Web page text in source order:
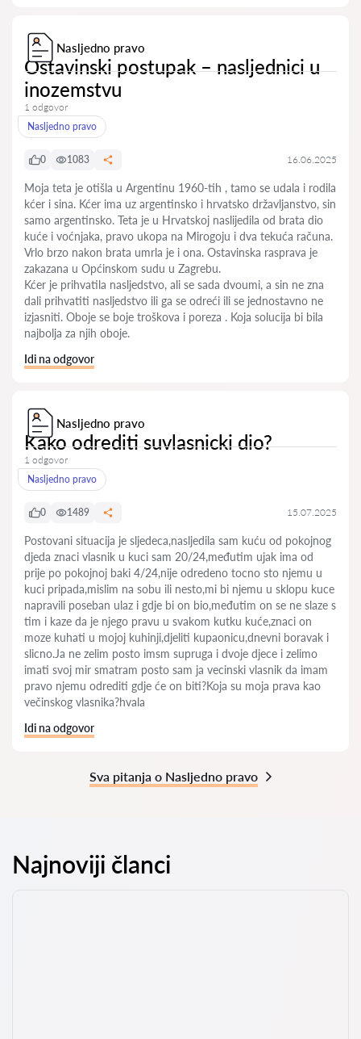
Nasljedno pravo
Ostavinski postupak – nasljednici u
inozemstvu
1 odgovor
Nasljedno pravo
0 1083 16.06.2025
Moja teta je otišla u Argentinu 1960-tih , tamo se udala i rodila
kćer i sina. Kćer ima uz argentinsko i hrvatsko državljanstvo, sin
samo argentinsko. Teta je u Hrvatskoj naslijedila od brata dio
kuće i voćnjaka, pravo ukopa na Mirogoju i dva tekuća računa.
Vrlo brzo nakon brata umrla je i ona. Ostavinska rasprava je
zakazana u Općinskom sudu u Zagrebu.
Kćer je prihvatila nasljedstvo, ali se sada dvoumi, a sin ne zna
dali prihvatiti nasljedstvo ili ga se odreći ili se jednostavno ne
izjasniti. Oboje se boje troškova i poreza . Koja solucija bi bila
najbolja za njih oboje.
Idi na odgovor
Nasljedno pravo
Kako odrediti suvlasnicki dio?
1 odgovor
Nasljedno pravo
0 1489 15.07.2025
Postovani situacija je sljedeca,nasljedila sam kuću od pokojnog
djeda znaci vlasnik u kuci sam 20/24,međutim ujak ima od
prije po pokojnoj baki 4/24,nije odredeno tocno sto njemu u
kuci pripada,mislim na sobu ili nesto,mi bi njemu u sklopu kuce
napravili poseban ulaz i gdje bi on bio,međutim on se ne slaze s
tim i kaze da je njego pravu u svakom kutku kuće,znaci on
moze kuhati u mojoj kuhinji,djeliti kupaonicu,dnevni boravak i
slicno.Ja ne zelim posto imsm supruga i dvoje djece i zelimo
imati svoj mir smatram posto sam ja vecinski vlasnik da imam
pravo njemu odrediti gdje će on biti?Koja su moja prava kao
večinskog vlasnika?hvala
Idi na odgovor
Sva pitanja o Nasljedno pravo
Najnoviji članci